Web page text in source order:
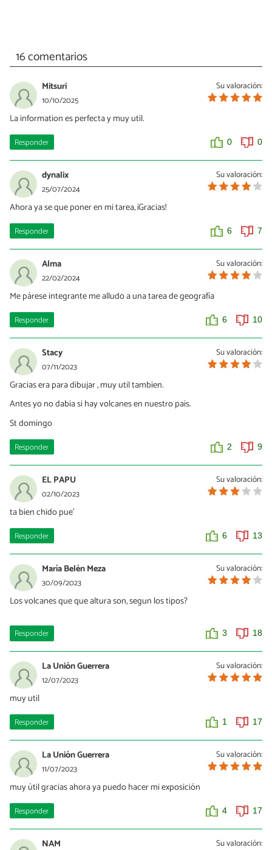
16 comentarios
Su valoración:
Mitsuri
10/10/2025
La information es perfecta y muy util.
Responder 0 0
Su valoración:
dynalix
25/07/2024
Ahora ya se que poner en mi tarea, ¡Gracias!
Responder 6 7
Su valoración:
Alma
22/02/2024
Me párese integrante me alludo a una tarea de geografía
Responder 6 10
Su valoración:
Stacy
07/11/2023
Gracias era para dibujar , muy util tambien.
Antes yo no dabia si hay volcanes en nuestro pais.
St domingo
Responder 2 9
Su valoración:
EL PAPU
02/10/2023
ta bien chido pue'
Responder 6 13
Su valoración:
María Belén Meza
30/09/2023
Los volcanes que que altura son, segun los tipos?
Responder 3 18
Su valoración:
La Unión Guerrera
12/07/2023
muy util
Responder 1 17
Su valoración:
La Unión Guerrera
11/07/2023
muy útil gracias ahora ya puedo hacer mi exposición
Responder 4 17
Su valoración:
NAM